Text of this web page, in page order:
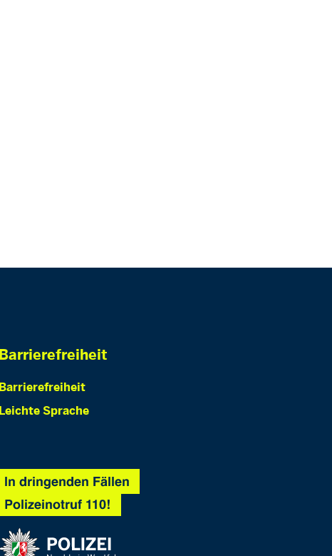
Barrierefreiheit
Barrierefreiheit
Leichte Sprache